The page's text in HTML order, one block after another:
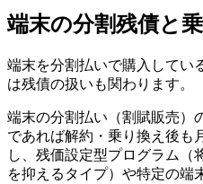
端末の分割残債と
端末を分割払いで購入してい
は残債の扱いも関わります。
端末の分割払い（割賦販売）
であれば解約・乗り換え後も
し、残価設定型プログラム（
を抑えるタイプ）や特定の端